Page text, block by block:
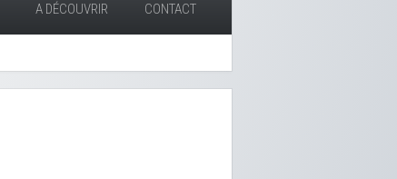
A DÉCOUVRIR CONTACT